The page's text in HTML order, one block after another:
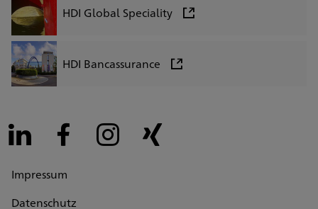
HDI Global Speciality
HDI Bancassurance
LinkedIn Facebook Instagram
Impressum
Datenschutz